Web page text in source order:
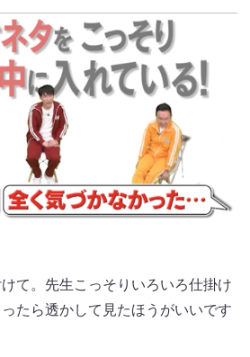
て。先生こっそりいろいろ仕掛け
たら透かして見たほうがいいです